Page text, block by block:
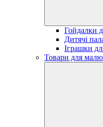
Гойдалки
Дитячі
Іграшки
Товари для